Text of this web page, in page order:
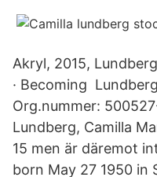
Akryl, 2015,
· Becoming
Org.nummer:
Lundberg, Camilla
15 men är däremot
born May 27 1950 in